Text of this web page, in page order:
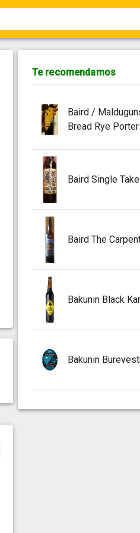
Te recomendamos
Baird /
Bread Rye Porter
Baird Single
Baird The
Bakunin Black
Bakunin